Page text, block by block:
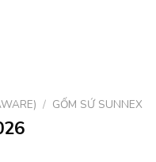
/ GỐM SỨ SUNNEX